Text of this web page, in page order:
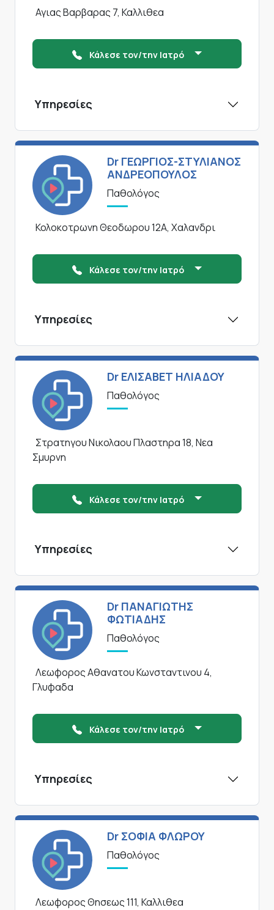
Αγιας Βαρβαρας 7, Καλλιθεα
Κάλεσε τον/την Ιατρό
Υπηρεσίες
Dr ΓΕΩΡΓΙΟΣ-ΣΤΥΛΙΑΝΟΣ
ΑΝΔΡΕΟΠΟΥΛΟΣ
Παθολόγος
Κολοκοτρωνη Θεοδωρου 12Α, Χαλανδρι
Κάλεσε τον/την Ιατρό
Υπηρεσίες
Dr ΕΛΙΣΑΒΕΤ ΗΛΙΑΔΟΥ
Παθολόγος
Στρατηγου Νικολαου Πλαστηρα 18, Νεα
Σμυρνη
Κάλεσε τον/την Ιατρό
Υπηρεσίες
Dr ΠΑΝΑΓΙΩΤΗΣ
ΦΩΤΙΑΔΗΣ
Παθολόγος
Λεωφορος Αθανατου Κωνσταντινου 4,
Γλυφαδα
Κάλεσε τον/την Ιατρό
Υπηρεσίες
Dr ΣΟΦΙΑ ΦΛΩΡΟΥ
Παθολόγος
Λεωφορος Θησεως 111, Καλλιθεα